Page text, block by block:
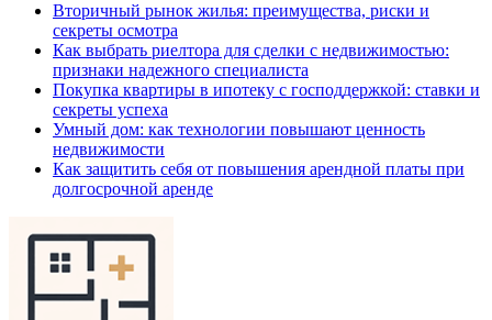
Вторичный рынок жилья: преимущества, риски и
секреты осмотра
Как выбрать риелтора для сделки с недвижимостью:
признаки надежного специалиста
Покупка квартиры в ипотеку с господдержкой: ставки и
секреты успеха
Умный дом: как технологии повышают ценность
недвижимости
Как защитить себя от повышения арендной платы при
долгосрочной аренде